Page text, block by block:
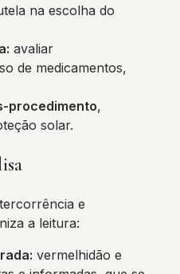
na escolha do
avaliar
de medicamentos,
procedimento,
solar.
e
a leitura:
vermelhidão e